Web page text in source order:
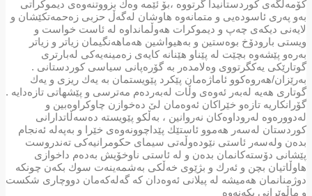
كۆمه‌ڵگه‌ی كوردستانیدا گرتووه‌ ،بۆ ئێمه‌ وه‌ك بزووتنه‌وه‌ی دیموكراتی
به‌و په‌ری ئاسوده‌یی و متمانه‌وه‌ هاوشان له‌گه‌ڵ حزبی زه‌حمه‌تكێشان و
لایه‌نی دیكه‌ی چه‌پ و دیموكرات هه‌وڵمانداوه‌ له‌ ئاست خواست و
ویستی بارودۆخ بوه‌ستین و به‌هیواشین هه‌ماهه‌نگیمان زیاتر و زیاتر
به‌ره‌و پێشه‌وه‌ بچێت له‌ پێناو هێنانه‌ كایه‌ی زه‌مینه‌یه‌كی له‌بارتری
گوتارێكی یه‌كگرتووی وه‌لامده‌ر به‌ گۆره‌پانی سیاسی كوردستانی .
به‌رێزان/هه‌روه‌كوو ئاماژه‌مان پێكرد پێویستمان به‌ یه‌ك ریزی و یه‌ك
گوتاری هه‌یه‌ له‌به‌ر ئه‌وه‌ی وڵات له‌به‌رده‌م مه‌ترسی و پێشهاتی تازه‌دایه‌ .
گۆرانكاریه‌ تازه‌و خێراكان ئه‌وه‌مان لێ ده‌خوازن چاوكراوه‌بین و
له‌دووره‌وه‌ له‌روداوه‌كان نه‌روانین ، به‌ڵكو پێویسته‌ ده‌سه‌ڵاتدارانی
كوردستان له‌سه‌ر هه‌موو ئاستێك پێداچوونه‌وه‌ی خێرا و به‌په‌له‌ ئه‌نجام
بده‌ن وله‌سه‌ر ئاستی نێوده‌وڵه‌تی سیمای حكومرانیه‌كی ته‌ندروست
پێشانی دۆسته‌كانمان بده‌ن و له‌ ئاستی ناوخۆیش به‌ده‌م داخوازی
هاوڵاتیان بچن و ئه‌رك و بژێوی خه‌ڵكی به‌شمه‌ینه‌ت سوك بكه‌ن چونكه‌
دوژمنانمان هه‌میشه‌ له‌ پیلانی ئه‌وه‌دان كه‌ گه‌له‌كه‌مان دووچاری شكست
و ماڵوێرانی بكه‌نه‌وه‌